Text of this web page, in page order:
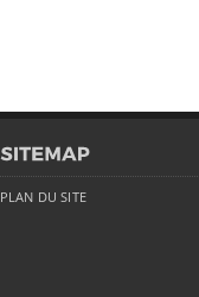
PLAN DU SITE